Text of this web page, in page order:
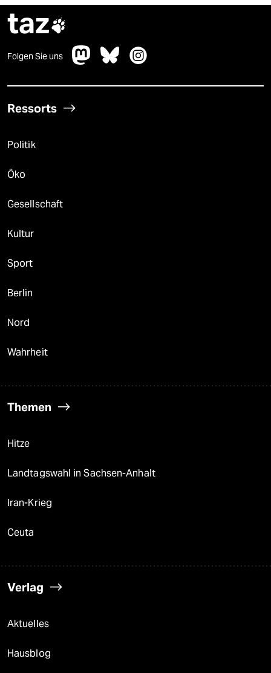
taz
Folgen Sie uns
Ressorts
Politik
Öko
Gesellschaft
Kultur
Sport
Berlin
Nord
Wahrheit
Themen
Hitze
Landtagswahl in Sachsen-Anhalt
Iran-Krieg
Ceuta
Verlag
Aktuelles
Hausblog